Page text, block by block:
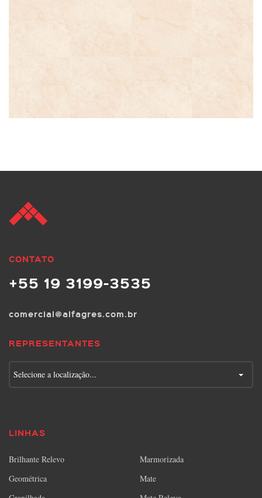
CONTATO
+55 19 3199-3535
comercial@alfagres.com.br
REPRESENTANTES
Selecione a localização...
LINHAS
Brilhante Relevo
Geométrica
Marmorizada
Mate